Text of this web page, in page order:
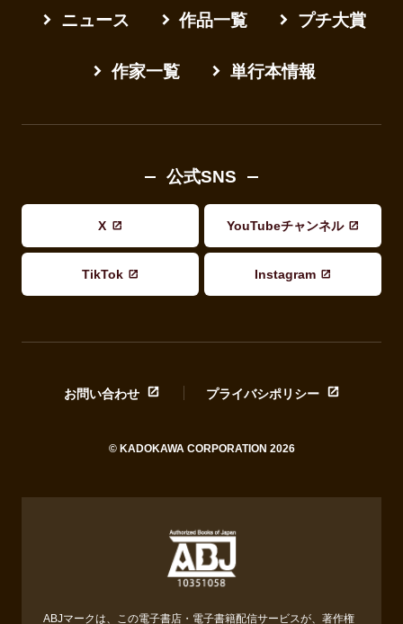
ニュース 作品一覧 プチ大賞
作家一覧 単行本情報
公式SNS
X YouTubeチャンネル
TikTok Instagram
お問い合わせ プライバシポリシー
© KADOKAWA CORPORATION 2026
ABJマークは、この電子書店・電子書籍配信サービスが、著作権